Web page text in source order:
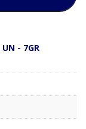
UN - 7GR